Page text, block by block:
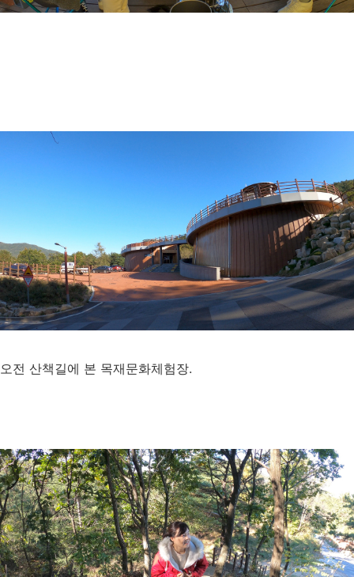
오전 산책길에 본 목재문화체험장.